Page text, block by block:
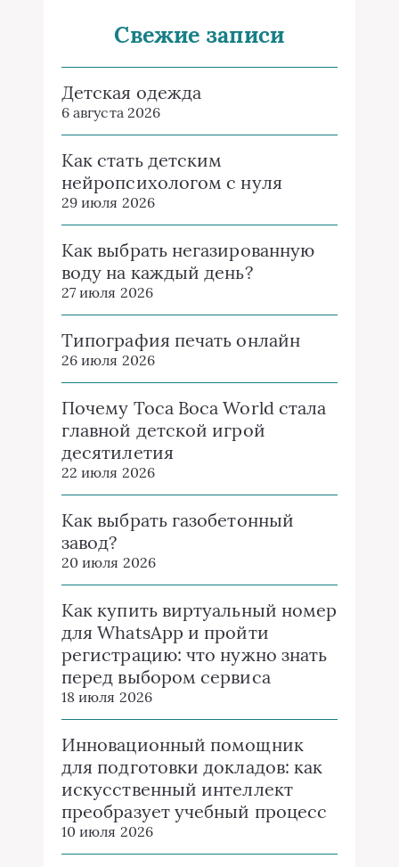
Свежие записи
Детская одежда
6 августа 2026
Как стать детским
нейропсихологом с нуля
29 июля 2026
Как выбрать негазированную
воду на каждый день?
27 июля 2026
Типография печать онлайн
26 июля 2026
Почему Toca Boca World стала
главной детской игрой
десятилетия
22 июля 2026
Как выбрать газобетонный
завод?
20 июля 2026
Как купить виртуальный номер
для WhatsApp и пройти
регистрацию: что нужно знать
перед выбором сервиса
18 июля 2026
Инновационный помощник
для подготовки докладов: как
искусственный интеллект
преобразует учебный процесс
10 июля 2026